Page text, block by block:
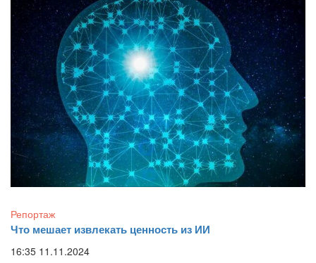
Репортаж
Что мешает извлекать ценность из ИИ
16:35 11.11.2024